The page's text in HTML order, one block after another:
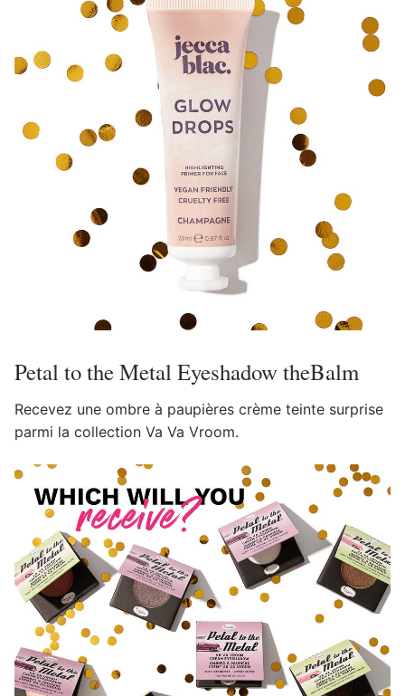
Petal to the Metal Eyeshadow theBalm
Recevez une ombre à paupières crème teinte surprise
parmi la collection Va Va Vroom.